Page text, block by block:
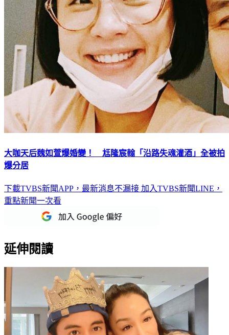
大咖天后魏如萱爆婚變！ 尪隆宸翰「沿路失魂灌酒」全被拍
爆分居
下載TVBS新聞APP，最新消息不漏接 加入TVBS新聞LINE，
重點新聞一次看
延伸閱讀